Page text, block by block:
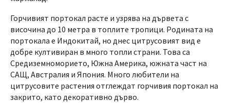
Горчивият портокал расте и узрява на дървета с
височина до 10 метра в топлите тропици. Родината на
портокала е Индокитай, но днес цитрусовият вид е
добре култивиран в много топли страни. Това са
Средиземноморието, Южна Америка, южната част на
САЩ, Австралия и Япония. Много любители на
цитрусовите растения отглеждат горчивия портокал на
закрито, като декоративно дърво.